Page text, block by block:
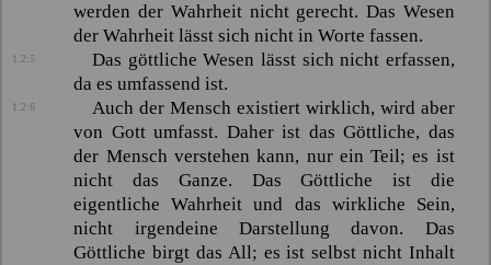
werden der Wahrheit nicht gerecht. Das Wesen
der Wahrheit lässt sich nicht in Worte fassen.
1.2:5
Das göttliche Wesen lässt sich nicht erfassen,
da es umfassend ist.
1.2:6
Auch der Mensch existiert wirklich, wird aber
von Gott umfasst. Daher ist das Göttliche, das
der Mensch verstehen kann, nur ein Teil; es ist
nicht das Ganze. Das Göttliche ist die
eigentliche Wahrheit und das wirkliche Sein,
nicht irgendeine Darstellung davon. Das
Göttliche birgt das All; es ist selbst nicht Inhalt